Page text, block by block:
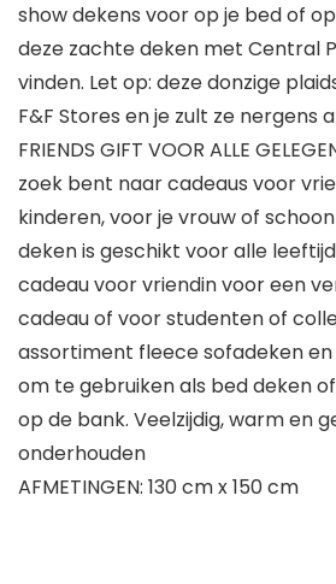
show dekens voor op je bed of
deze zachte deken met Central
vinden. Let op: deze donzige
F&F Stores en je zult ze nergens
FRIENDS GIFT VOOR ALLE
zoek bent naar cadeaus voor
kinderen, voor je vrouw of
deken is geschikt voor alle
cadeau voor vriendin voor een
cadeau of voor studenten of
assortiment fleece sofadeken en
om te gebruiken als bed deken
op de bank. Veelzijdig, warm en
onderhouden
AFMETINGEN: 130 cm x 150 cm